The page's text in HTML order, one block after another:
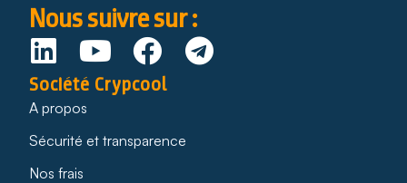
Nous suivre sur :
Société Crypcool
A propos
Sécurité et transparence
Nos frais